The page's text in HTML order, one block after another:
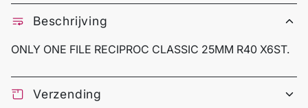
Beschrijving
ONLY ONE FILE RECIPROC CLASSIC 25MM R40 X6ST.
Verzending